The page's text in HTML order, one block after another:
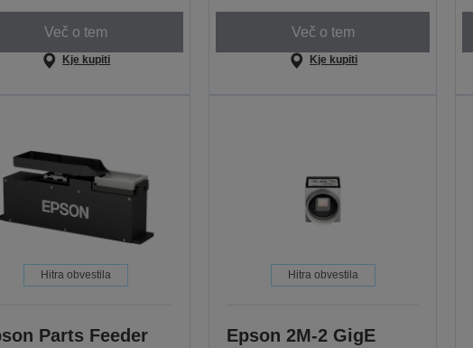
Več o tem
Kje kupiti
Več o tem
Kje kupiti
Hitra obvestila
Parts Feeder
Hitra obvestila
Epson 2M-2 GigE